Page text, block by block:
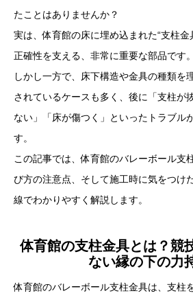
たことはありませんか？
実は、体育館の床に埋め込まれた“支柱金
正確性を支える、非常に重要な部品です。
しかし一方で、床下構造や金具の種類を
されているケースも多く、後に「支柱が
ない」「床が傷つく」といったトラブル
す。
この記事では、体育館のバレーボール支
び方の注意点、そして施工時に気をつけ
線でわかりやすく解説します。
体育館の支柱金具とは？競
ない縁の下の力
体育館のバレーボール支柱金具は、支柱